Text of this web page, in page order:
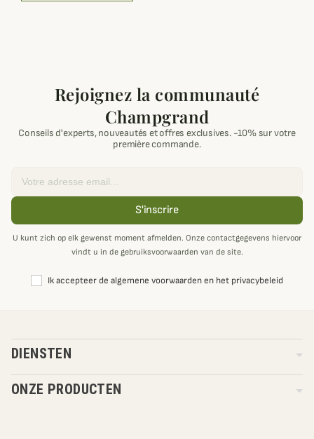
Rejoignez la communauté
Champgrand
Conseils d'experts, nouveautés et offres exclusives. -10% sur votre
première commande.
S'inscrire
U kunt zich op elk gewenst moment afmelden. Onze contactgegevens hiervoor
vindt u in de gebruiksvoorwaarden van de site.
Ik accepteer de algemene voorwaarden en het privacybeleid
DIENSTEN
ONZE PRODUCTEN